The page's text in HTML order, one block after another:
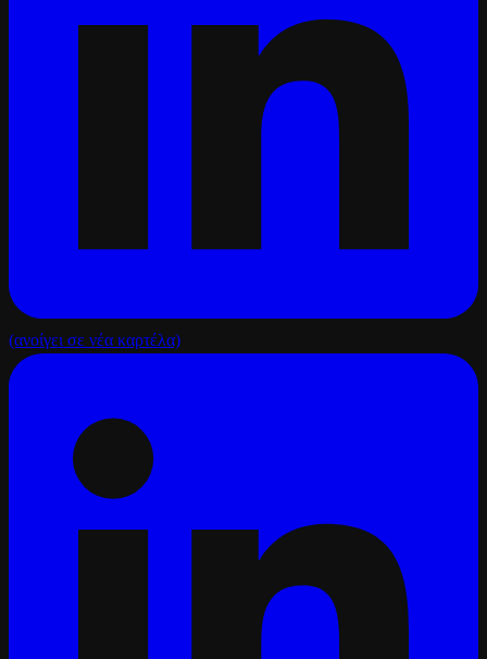
(ανοίγει σε νέα καρτέλα)